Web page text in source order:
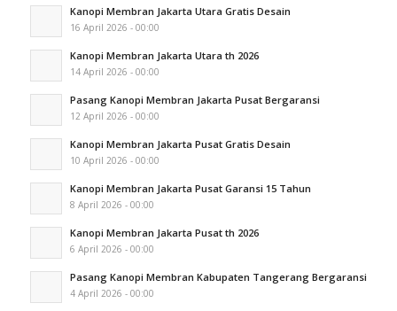
Kanopi Membran Jakarta Utara Gratis Desain
16 April 2026 - 00:00
Kanopi Membran Jakarta Utara th 2026
14 April 2026 - 00:00
Pasang Kanopi Membran Jakarta Pusat Bergaransi
12 April 2026 - 00:00
Kanopi Membran Jakarta Pusat Gratis Desain
10 April 2026 - 00:00
Kanopi Membran Jakarta Pusat Garansi 15 Tahun
8 April 2026 - 00:00
Kanopi Membran Jakarta Pusat th 2026
6 April 2026 - 00:00
Pasang Kanopi Membran Kabupaten Tangerang Bergaransi
4 April 2026 - 00:00